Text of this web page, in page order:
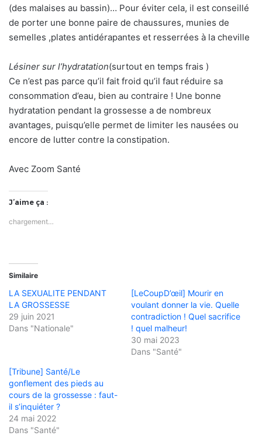
(des malaises au bassin)… Pour éviter cela, il est conseillé
de porter une bonne paire de chaussures, munies de
semelles ,plates antidérapantes et resserrées à la cheville
Lésiner sur l’hydratation(surtout en temps frais )
Ce n’est pas parce qu’il fait froid qu’il faut réduire sa
consommation d’eau, bien au contraire ! Une bonne
hydratation pendant la grossesse a de nombreux
avantages, puisqu’elle permet de limiter les nausées ou
encore de lutter contre la constipation.
Avec Zoom Santé
J’aime ça :
chargement…
Similaire
LA SEXUALITE PENDANT
LA GROSSESSE
29 juin 2021
Dans "Nationale"
[LeCoupD’œil] Mourir en
voulant donner la vie. Quelle
contradiction ! Quel sacrifice
! quel malheur!
30 mai 2023
Dans "Santé"
[Tribune] Santé/Le
gonflement des pieds au
cours de la grossesse : faut-
il s’inquiéter ?
24 mai 2022
Dans "Santé"